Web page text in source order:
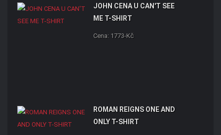
JOHN CENA U CAN'T SEE
ME T-SHIRT
Cena: 1773-Kč
ROMAN REIGNS ONE AND
ONLY T-SHIRT